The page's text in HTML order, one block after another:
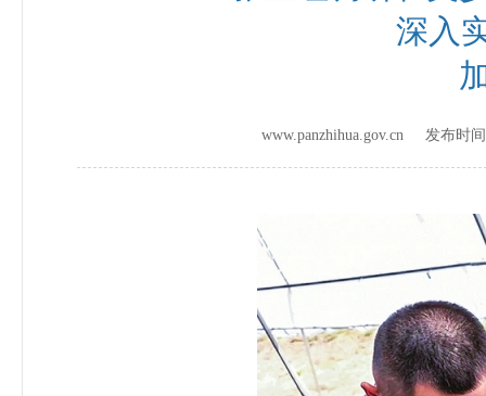
深入
www.panzhihua.gov.cn 发布时